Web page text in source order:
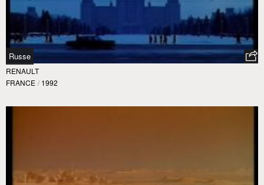
Russe
RENAULT
FRANCE / 1992